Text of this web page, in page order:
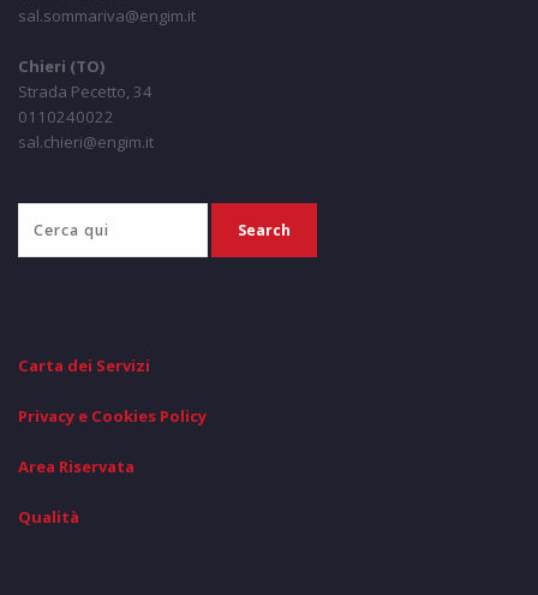
sal.sommariva@engim.it
Chieri (TO)
Strada Pecetto, 34
0110240022
sal.chieri@engim.it
Carta dei Servizi
Privacy e Cookies Policy
Area Riservata
Qualità